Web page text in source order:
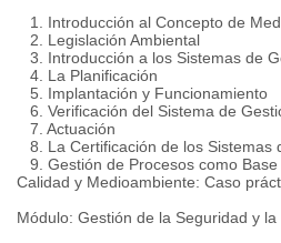
1. Introducción al Concepto de
2. Legislación Ambiental
3. Introducción a los Sistemas de
4. La Planificación
5. Implantación y Funcionamiento
6. Verificación del Sistema de
7. Actuación
8. La Certificación de los Sistemas
9. Gestión de Procesos como
Calidad y Medioambiente: Caso
Módulo: Gestión de la Seguridad y